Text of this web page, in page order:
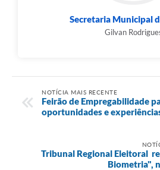
Secretaria Municipal
Gilvan
NOTÍCIA MAIS RECENTE
Feirão de Empregabilidade
oportunidades e
Tribunal Regional Eleitoral
Biometria",